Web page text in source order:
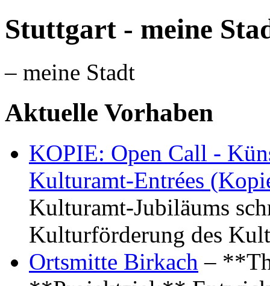
Stuttgart - meine
– meine Stadt
Aktuelle Vorhaben
KOPIE: Open Call -
Kulturamt-Entrées
Kulturamt-Jubiläums
Kulturförderung des
Ortsmitte Birkach –